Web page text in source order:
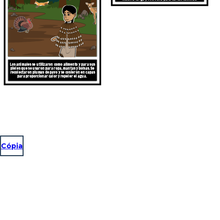
Los animales se utilizaron como alimento y para sus
pieles que se usaron para ropa, mantas y bolsas. Se
recolectaron plumas de pavo y se cosieron en capas
para proporcionar calor y repeler el agua.
Cópia